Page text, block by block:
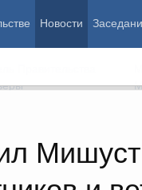
Новости
Правительства